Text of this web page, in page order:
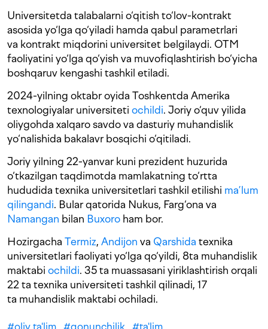
Universitetda talabalarni o‘qitish to‘lov-kontrakt
asosida yo‘lga qo‘yiladi hamda qabul parametrlari
va kontrakt miqdorini universitet belgilaydi. OTM
faoliyatini yo‘lga qo‘yish va muvofiqlashtirish bo‘yicha
boshqaruv kengashi tashkil etiladi.
2024-yilning oktabr oyida Toshkentda Amerika
texnologiyalar universiteti ochildi. Joriy o‘quv yilida
oliygohda xalqaro savdo va dasturiy muhandislik
yo‘nalishida bakalavr bosqichi o‘qitiladi.
Joriy yilning 22-yanvar kuni prezident huzurida
o‘tkazilgan taqdimotda mamlakatning to‘rtta
hududida texnika universitetlari tashkil etilishi ma’lum
qilingandi. Bular qatorida Nukus, Farg‘ona va
Namangan bilan Buxoro ham bor.
Hozirgacha Termiz, Andijon va Qarshida texnika
universitetlari faoliyati yo‘lga qo‘yildi, 8ta muhandislik
maktabi ochildi. 35 ta muassasani yiriklashtirish orqali
22 ta texnika universiteti tashkil qilinadi, 17
ta muhandislik maktabi ochiladi.